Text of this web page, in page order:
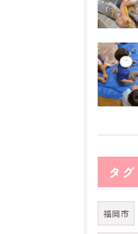
タグ
福岡市